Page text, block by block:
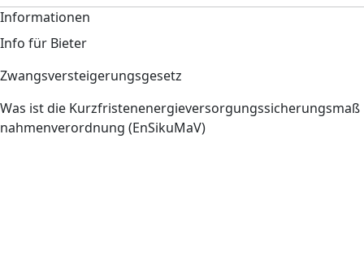
Informationen
Info für Bieter
Zwangsversteigerungsgesetz
Was ist die Kurzfristenenergieversorgungssicherungsmaß
nahmenverordnung (EnSikuMaV)